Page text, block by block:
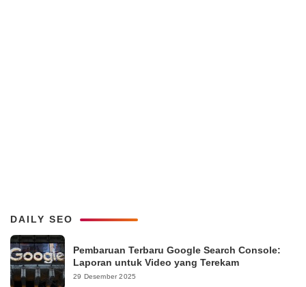
DAILY SEO
Pembaruan Terbaru Google Search Console:
Laporan untuk Video yang Terekam
29 Desember 2025